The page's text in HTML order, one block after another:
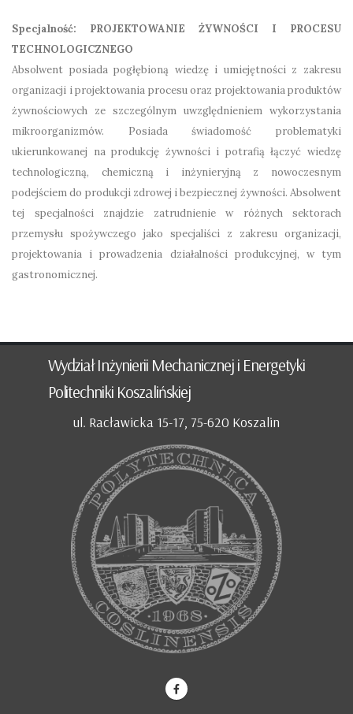
Specjalność: PROJEKTOWANIE ŻYWNOŚCI I PROCESU
TECHNOLOGICZNEGO
Absolwent posiada pogłębioną wiedzę i umiejętności z zakresu
organizacji i projektowania procesu oraz projektowania produktów
żywnościowych ze szczególnym uwzględnieniem wykorzystania
mikroorganizmów. Posiada świadomość problematyki
ukierunkowanej na produkcję żywności i potrafią łączyć wiedzę
technologiczną, chemiczną i inżynieryjną z nowoczesnym
podejściem do produkcji zdrowej i bezpiecznej żywności. Absolwent
tej specjalności znajdzie zatrudnienie w różnych sektorach
przemysłu spożywczego jako specjaliści z zakresu organizacji,
projektowania i prowadzenia działalności produkcyjnej, w tym
gastronomicznej.
Wydział Inżynierii Mechanicznej i Energetyki
Politechniki Koszalińskiej
ul. Racławicka 15-17, 75-620 Koszalin